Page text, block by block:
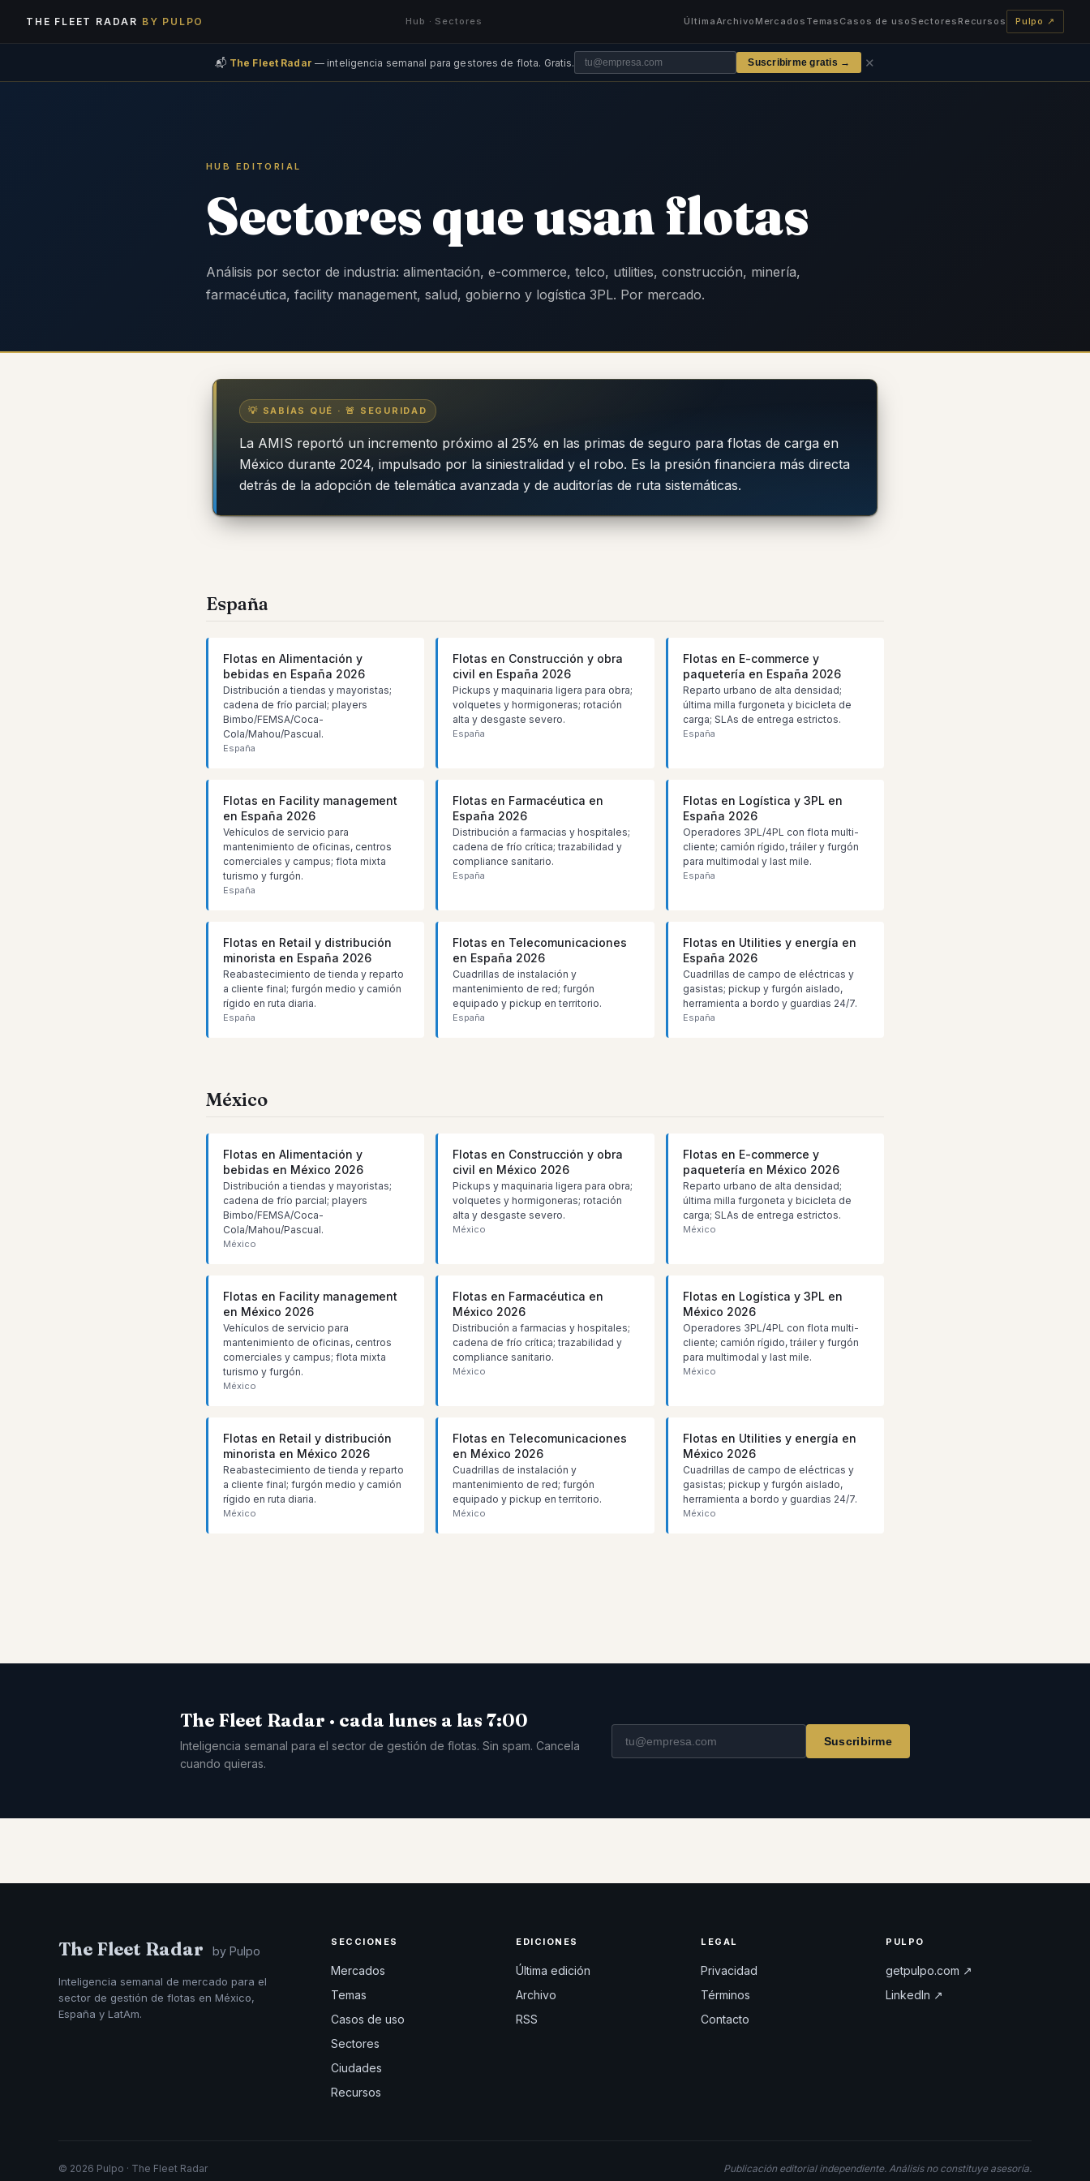
THE FLEET RADAR BY PULPO Hub · Sectores ÚltimaArchivo Mercados Temas Casos de usoSectores Recursos Pulpo ↗
📬 The Fleet Radar — inteligencia semanal para gestores de flota. Gratis. Suscribirme gratis → ✕
HUB EDITORIAL
Sectores que usan flotas
Análisis por sector de industria: alimentación, e-commerce, telco, utilities, construcción, minería,
farmacéutica, facility management, salud, gobierno y logística 3PL. Por mercado.
💡 SABÍAS QUÉ · 🚨 SEGURIDAD
La AMIS reportó un incremento próximo al 25% en las primas de seguro para flotas de carga en
México durante 2024, impulsado por la siniestralidad y el robo. Es la presión financiera más directa
detrás de la adopción de telemática avanzada y de auditorías de ruta sistemáticas.
España
Flotas en Alimentación y
bebidas en España 2026
Distribución a tiendas y mayoristas;
cadena de frío parcial; players
Bimbo/FEMSA/Coca-
Cola/Mahou/Pascual.
España
Flotas en Construcción y obra
civil en España 2026
Pickups y maquinaria ligera para obra;
volquetes y hormigoneras; rotación
alta y desgaste severo.
España
Flotas en E-commerce y
paquetería en España 2026
Reparto urbano de alta densidad;
última milla furgoneta y bicicleta de
carga; SLAs de entrega estrictos.
España
Flotas en Facility management
en España 2026
Vehículos de servicio para
mantenimiento de oficinas, centros
comerciales y campus; flota mixta
turismo y furgón.
España
Flotas en Farmacéutica en
España 2026
Distribución a farmacias y hospitales;
cadena de frío crítica; trazabilidad y
compliance sanitario.
España
Flotas en Logística y 3PL en
España 2026
Operadores 3PL/4PL con flota multi-
cliente; camión rígido, tráiler y furgón
para multimodal y last mile.
España
Flotas en Retail y distribución
minorista en España 2026
Reabastecimiento de tienda y reparto
a cliente final; furgón medio y camión
rígido en ruta diaria.
España
Flotas en Telecomunicaciones
en España 2026
Cuadrillas de instalación y
mantenimiento de red; furgón
equipado y pickup en territorio.
España
Flotas en Utilities y energía en
España 2026
Cuadrillas de campo de eléctricas y
gasistas; pickup y furgón aislado,
herramienta a bordo y guardias 24/7.
España
México
Flotas en Alimentación y
bebidas en México 2026
Distribución a tiendas y mayoristas;
cadena de frío parcial; players
Bimbo/FEMSA/Coca-
Cola/Mahou/Pascual.
México
Flotas en Construcción y obra
civil en México 2026
Pickups y maquinaria ligera para obra;
volquetes y hormigoneras; rotación
alta y desgaste severo.
México
Flotas en E-commerce y
paquetería en México 2026
Reparto urbano de alta densidad;
última milla furgoneta y bicicleta de
carga; SLAs de entrega estrictos.
México
Flotas en Facility management
en México 2026
Vehículos de servicio para
mantenimiento de oficinas, centros
comerciales y campus; flota mixta
turismo y furgón.
México
Flotas en Farmacéutica en
México 2026
Distribución a farmacias y hospitales;
cadena de frío crítica; trazabilidad y
compliance sanitario.
México
Flotas en Logística y 3PL en
México 2026
Operadores 3PL/4PL con flota multi-
cliente; camión rígido, tráiler y furgón
para multimodal y last mile.
México
Flotas en Retail y distribución
minorista en México 2026
Reabastecimiento de tienda y reparto
a cliente final; furgón medio y camión
rígido en ruta diaria.
México
Flotas en Telecomunicaciones
en México 2026
Cuadrillas de instalación y
mantenimiento de red; furgón
equipado y pickup en territorio.
México
Flotas en Utilities y energía en
México 2026
Cuadrillas de campo de eléctricas y
gasistas; pickup y furgón aislado,
herramienta a bordo y guardias 24/7.
México
The Fleet Radar · cada lunes a las 7:00
Inteligencia semanal para el sector de gestión de flotas. Sin spam. Cancela
cuando quieras.
Suscribirme
The Fleet Radar by Pulpo
Inteligencia semanal de mercado para el
sector de gestión de flotas en México,
España y LatAm.
SECCIONES
Mercados
Temas
Casos de uso
Sectores
Ciudades
Recursos
EDICIONES
Última edición
Archivo
RSS
LEGAL
Privacidad
Términos
Contacto
PULPO
getpulpo.com ↗
LinkedIn ↗
© 2026 Pulpo · The Fleet Radar Publicación editorial independiente. Análisis no constituye asesoría.